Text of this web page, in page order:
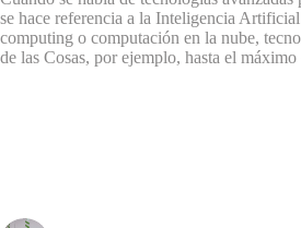
se hace referencia a la Inteligencia
computing o computación en la nube,
de las Cosas, por ejemplo, hasta el máximo